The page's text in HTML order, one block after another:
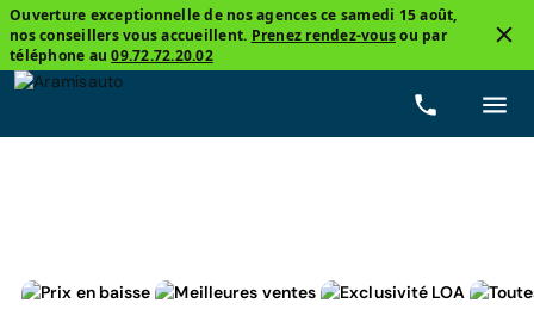
Ouverture exceptionnelle de nos agences ce samedi 15 août,
nos conseillers vous accueillent. Prenez rendez-vousou par
téléphone au09.72.72.20.02
Carburants